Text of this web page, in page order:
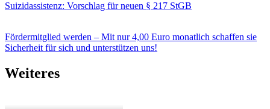
Suizidassistenz: Vorschlag für neuen § 217 StGB
Fördermitglied werden – Mit nur 4,00 Euro monatlich schaffen sie
Sicherheit für sich und unterstützen uns!
Weiteres